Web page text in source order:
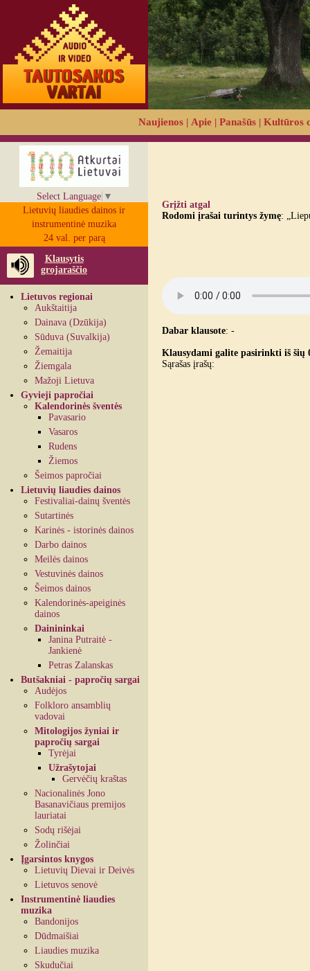
Naujienos | Apie | Panašūs | Kultūros
Select Language ▼
Lietuvių liaudies dainos ir
instrumentinė muzika
24 val. per parą
Klausytis
grojaraščio
Lietuvos regionai
Aukštaitija
Dainava (Dzūkija)
Sūduva (Suvalkija)
Žemaitija
Žiemgala
Mažoji Lietuva
Gyvieji papročiai
Kalendorinės šventės
Pavasario
Vasaros
Rudens
Žiemos
Šeimos papročiai
Lietuvių liaudies dainos
Festivaliai-dainų šventės
Sutartinės
Karinės - istorinės dainos
Darbo dainos
Meilės dainos
Vestuvinės dainos
Šeimos dainos
Kalendorinės-apeiginės
dainos
Dainininkai
Janina Putraitė -
Jankienė
Petras Zalanskas
Butšakniai - papročių sargai
Audėjos
Folkloro ansamblių
vadovai
Mitologijos žyniai ir
papročių sargai
Tyrėjai
Užrašytojai
Gervėčių kraštas
Nacionalinės Jono
Basanavičiaus premijos
lauriatai
Sodų rišėjai
Žolinčiai
Įgarsintos knygos
Lietuvių Dievai ir Deivės
Lietuvos senovė
Instrumentinė liaudies
muzika
Bandonijos
Dūdmaišiai
Liaudies muzika
Skudučiai
Grįžti atgal
Rodomi įrašai turintys žymę:
Dabar klausote: -
Klausydami galite pasirinkti iš šių
Sąrašas įrašų: